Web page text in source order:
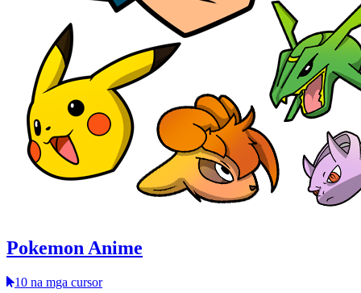
Pokemon Anime
10 na mga cursor